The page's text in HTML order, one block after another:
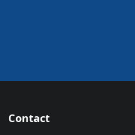
Contact